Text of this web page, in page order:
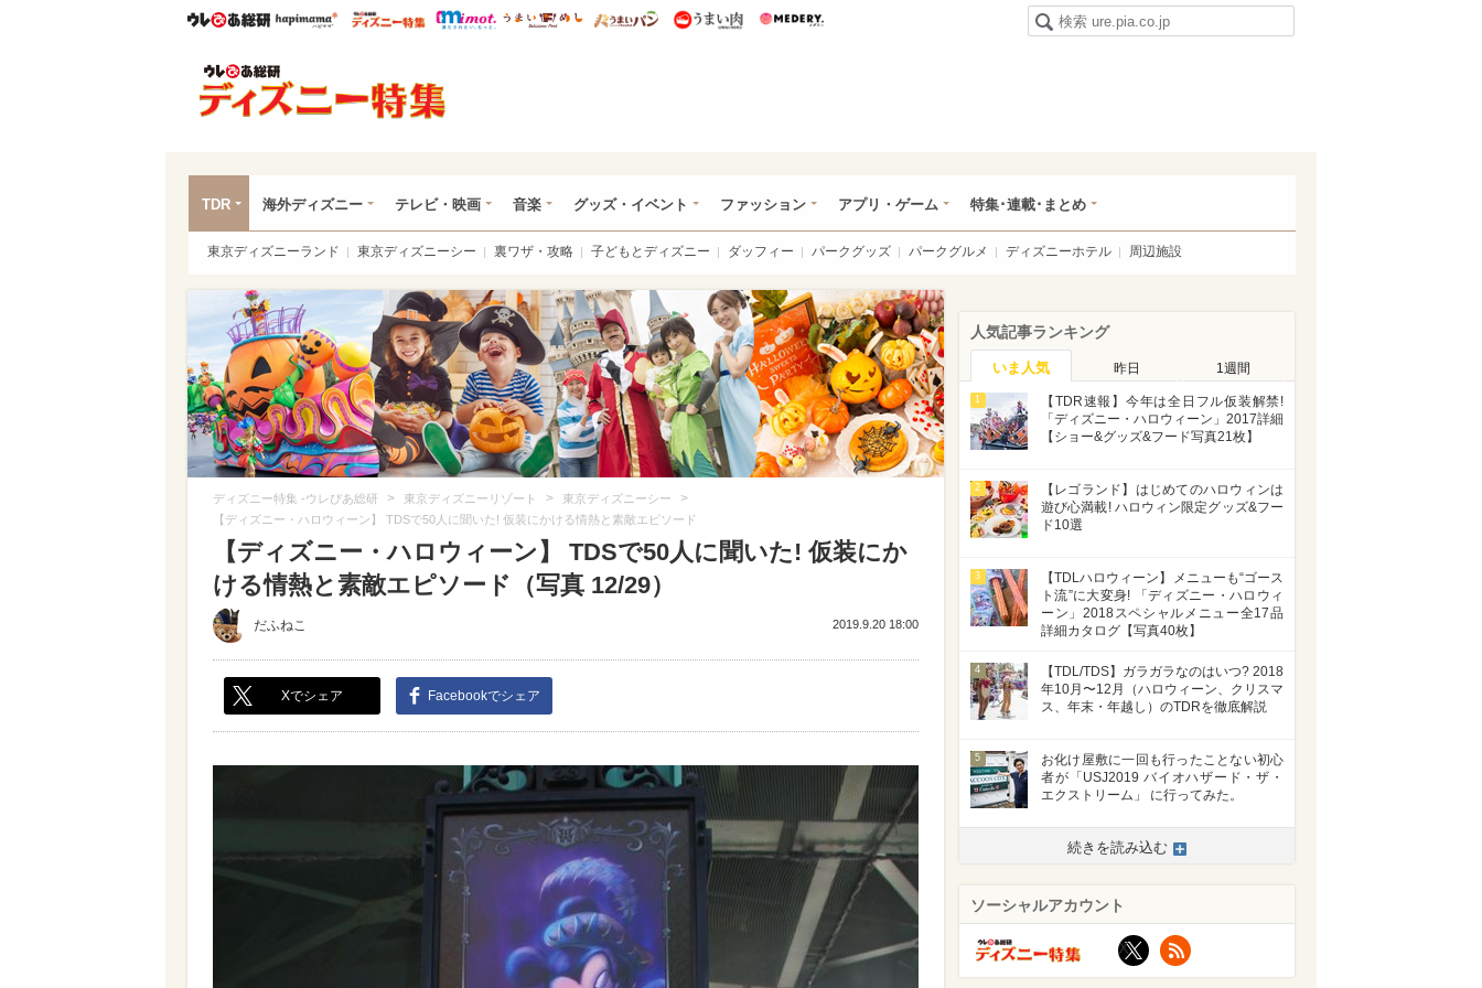
ウレぴあ総研ハピママ* ウレぴあ総研 ディズニー特集
mimot. うまいめし うまいパン うまい肉
TDR 海外ディズニー テレビ・映画 音楽 グッズ・イベント ファッション アプリ・ゲーム 特集･連載･まとめ
東京ディズニーランド 東京ディズニーシー 裏ワザ・攻略 子どもとディズニー ダッフィー パークグッズ パークグルメ ディズニーホテル 周辺施設
ディズニー特集 -ウレぴあ総研 > 東京ディズニーリゾート > 東京ディズニーシー >
【ディズニー・ハロウィーン】 TDSで50人に聞いた! 仮装にかける情熱と素敵エピソード
【ディズニー・ハロウィーン】 TDSで50人に聞いた! 仮装にか
ける情熱と素敵エピソード（写真 12/29）
だふねこ 2019.9.20 18:00
Xでシェア Facebookでシェア
人気記事ランキング
いま人気 昨日 1週間
1
【TDR速報】今年は全日フル仮装解禁!
「ディズニー・ハロウィーン」2017詳細
【ショー&グッズ&フード写真21枚】
2
【レゴランド】はじめてのハロウィンは
遊び心満載! ハロウィン限定グッズ&フー
ド10選
3
【TDLハロウィーン】メニューも“ゴース
ト流”に大変身! 「ディズニー・ハロウィ
ーン」2018スペシャルメニュー全17品
詳細カタログ【写真40枚】
4
【TDL/TDS】ガラガラなのはいつ? 2018
年10月〜12月（ハロウィーン、クリスマ
ス、年末・年越し）のTDRを徹底解説
5
お化け屋敷に一回も行ったことない初心
者が「USJ2019 バイオハザード・ザ・
エクストリーム」 に行ってみた。
続きを読み込む
ソーシャルアカウント
X